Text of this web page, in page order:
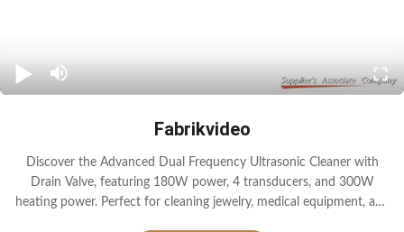
Fabrikvideo
Discover the Advanced Dual Frequency Ultrasonic Cleaner with
Drain Valve, featuring 180W power, 4 transducers, and 300W
heating power. Perfect for cleaning jewelry, medical equipment, and